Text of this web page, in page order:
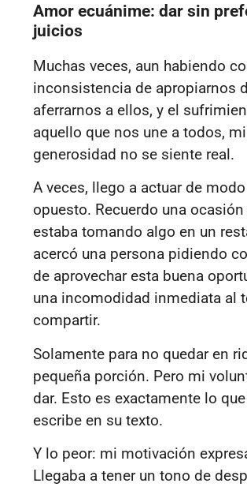
Amor ecuánime: dar sin
juicios
Muchas veces, aun habiendo
inconsistencia de apropiarnos
aferrarnos a ellos, y el
aquello que nos une a todos,
generosidad no se siente real.
A veces, llego a actuar de
opuesto. Recuerdo una
estaba tomando algo en un
acercó una persona pidiendo
de aprovechar esta buena
una incomodidad inmediata al
compartir.
Solamente para no quedar en
pequeña porción. Pero mi
dar. Esto es exactamente lo
escribe en su texto.
Y lo peor: mi motivación
Llegaba a tener un tono de